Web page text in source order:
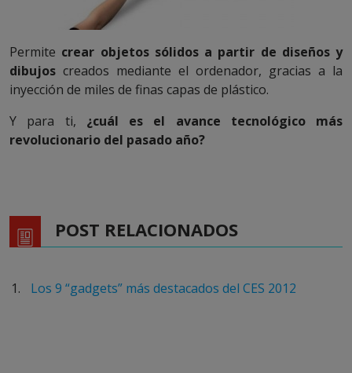
Permite crear objetos sólidos a partir de diseños y
dibujos creados mediante el ordenador, gracias a la
inyección de miles de finas capas de plástico.
Y para ti, ¿cuál es el avance tecnológico más
revolucionario del pasado año?
POST RELACIONADOS
Los 9 “gadgets” más destacados del CES 2012